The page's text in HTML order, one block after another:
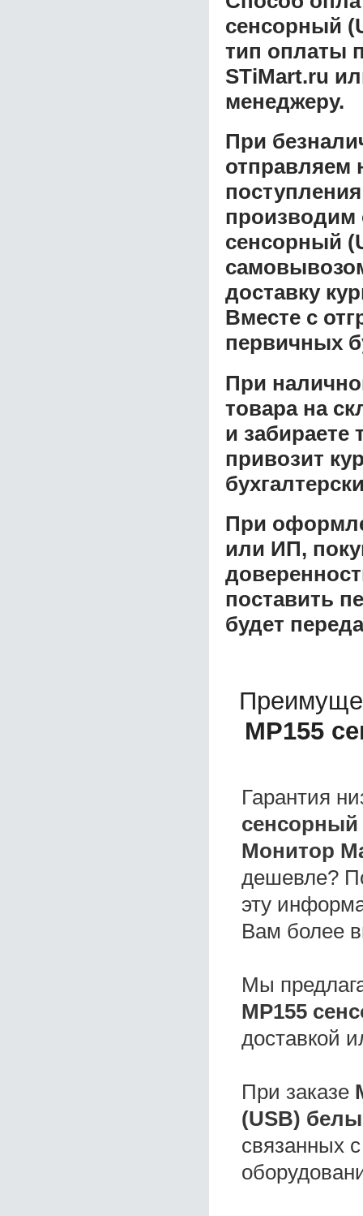
сенсорный
тип оплаты
STiMart.ru
менеджеру.
При
отправляем
производим
сенсорный
доставку
Вместе с
первичных
При
товара на
и забираете
привозит
При
или ИП,
поставить
будет
MP155
Гарантия
Монитор
дешевле?
эту
Вам более
Мы
MP155
доставкой
При заказе
(USB)
связанных